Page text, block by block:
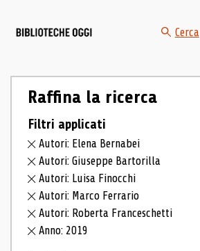
Cerca
Raffina la ricerca
Filtri applicati
Autori: Elena Bernabei
Autori: Giuseppe Bartorilla
Autori: Luisa Finocchi
Autori: Marco Ferrario
Autori: Roberta Franceschetti
Anno: 2019